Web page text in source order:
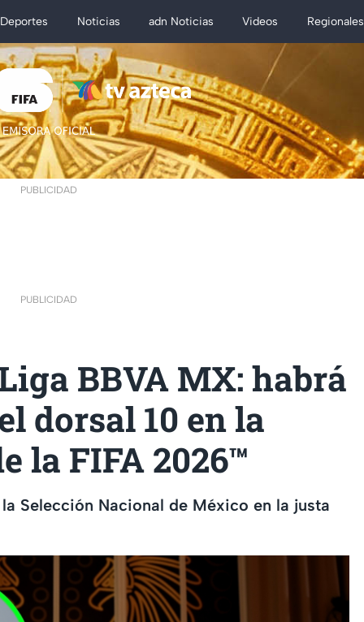
Deportes Noticias adn Noticias Videos Regionales
PUBLICIDAD
PUBLICIDAD
BBVA MX: habrá
dorsal 10 en la
la FIFA 2026™
Selección Nacional de México en la justa